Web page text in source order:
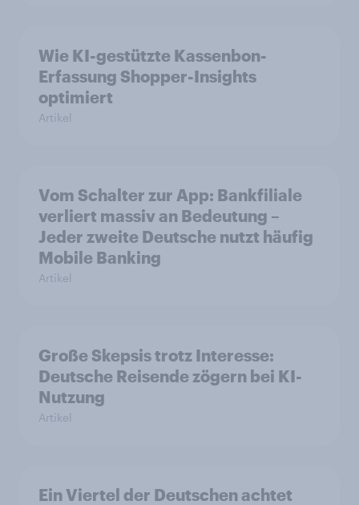
Wie KI-gestützte Kassenbon-
Erfassung Shopper-Insights
optimiert
Artikel
Vom Schalter zur App: Bankfiliale
verliert massiv an Bedeutung –
Jeder zweite Deutsche nutzt häufig
Mobile Banking
Artikel
Große Skepsis trotz Interesse:
Deutsche Reisende zögern bei KI-
Nutzung
Artikel
Ein Viertel der Deutschen achtet